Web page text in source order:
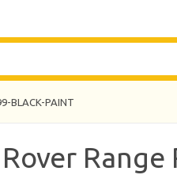
BLACK-PAINT
Range